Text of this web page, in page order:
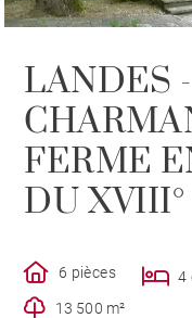
LANDES -
FERME
DU XVIII°
6 pièces
4
13 500 m²